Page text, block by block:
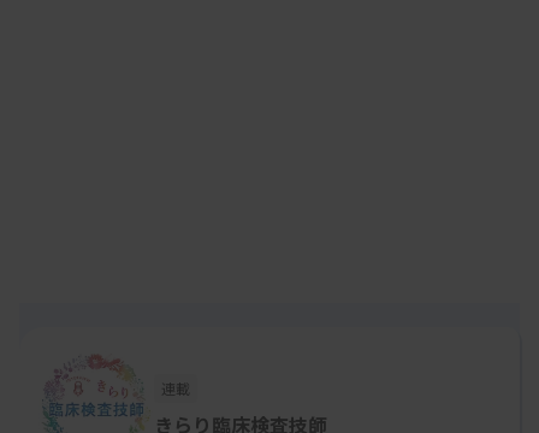
間にか臨床検査技師になっていたという感じなので
すが、川崎医療短期大学臨床検査科の学生の時、夏
連載
きらり臨床検査技師